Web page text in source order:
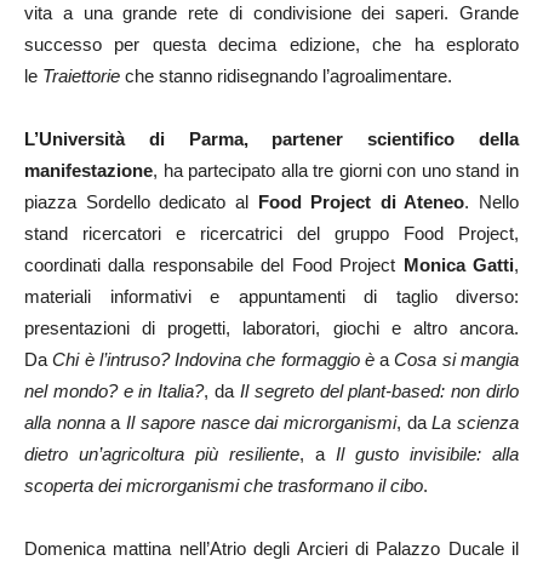
vita a una grande rete di condivisione dei saperi. Grande
successo per questa decima edizione, che ha esplorato
le Traiettorie che stanno ridisegnando l’agroalimentare.
L’Università di Parma, partener scientifico della
manifestazione, ha partecipato alla tre giorni con uno stand in
piazza Sordello dedicato al Food Project di Ateneo. Nello
stand ricercatori e ricercatrici del gruppo Food Project,
coordinati dalla responsabile del Food Project Monica Gatti,
materiali informativi e appuntamenti di taglio diverso:
presentazioni di progetti, laboratori, giochi e altro ancora.
DaChi è l’intruso? Indovina che formaggio èaCosa si mangia
nel mondo? e in Italia?, da Il segreto del plant-based: non dirlo
alla nonnaaIl sapore nasce dai microrganismi, daLa scienza
dietro un’agricoltura più resiliente, a Il gusto invisibile: alla
scoperta dei microrganismi che trasformano il cibo.
Domenica mattina nell’Atrio degli Arcieri di Palazzo Ducale il